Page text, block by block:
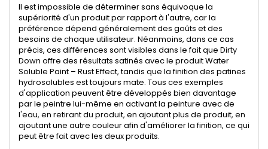
Il est impossible de déterminer sans équivoque la
supériorité d'un produit par rapport à l'autre, car la
préférence dépend généralement des goûts et des
besoins de chaque utilisateur. Néanmoins, dans ce cas
précis, ces différences sont visibles dans le fait que Dirty
Down offre des résultats satinés avec le produit Water
Soluble Paint – Rust Effect, tandis que la finition des patines
hydrosolubles est toujours mate. Tous ces exemples
d'application peuvent être développés bien davantage
par le peintre lui-même en activant la peinture avec de
l'eau, en retirant du produit, en ajoutant plus de produit, en
ajoutant une autre couleur afin d'améliorer la finition, ce qui
peut être fait avec les deux produits.